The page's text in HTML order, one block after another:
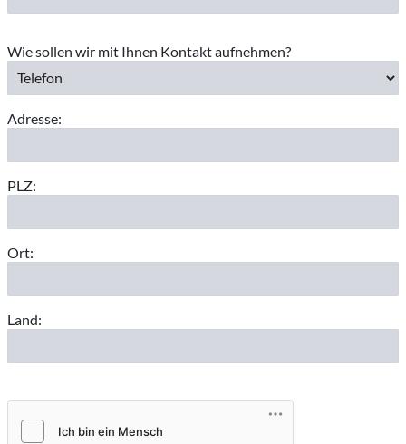
Wie sollen wir mit Ihnen Kontakt aufnehmen?
Adresse:
PLZ:
Ort:
Land: